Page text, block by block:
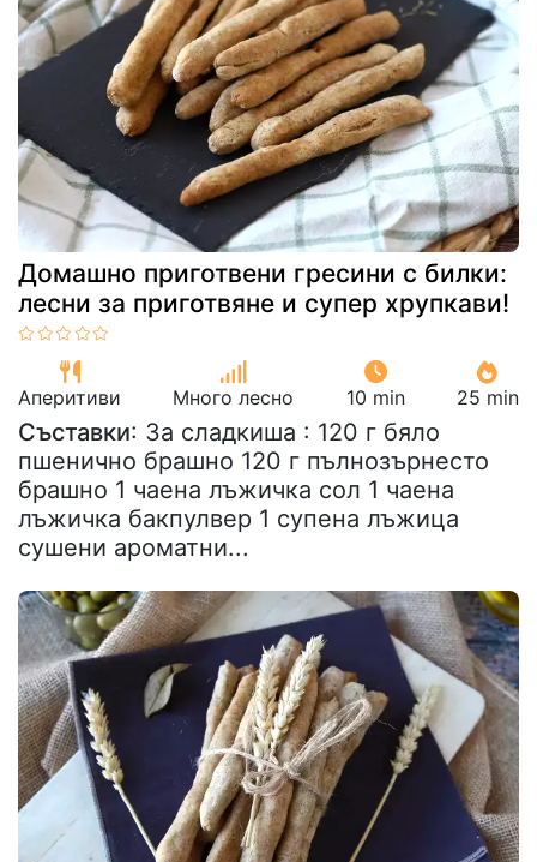
Домашно приготвени гресини с билки:
лесни за приготвяне и супер хрупкави!
Аперитиви Много лесно 10 min 25 min
Съставки: За сладкиша : 120 г бяло
пшенично брашно 120 г пълнозърнесто
брашно 1 чаена лъжичка сол 1 чаена
лъжичка бакпулвер 1 супена лъжица
сушени ароматни...